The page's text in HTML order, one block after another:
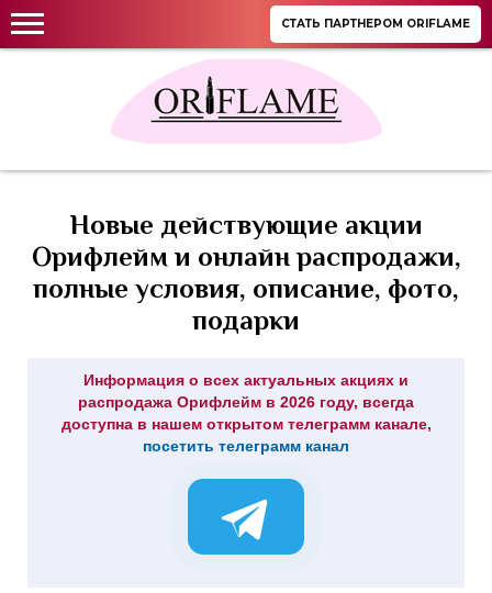
СТАТЬ ПАРТНЕРОМ ORIFLAME
Новые действующие акции
Орифлейм и онлайн распродажи,
полные условия, описание, фото,
подарки
Информация о всех актуальных акциях и
распродажа Орифлейм в 2026 году, всегда
доступна в нашем открытом телеграмм канале,
посетить телеграмм канал